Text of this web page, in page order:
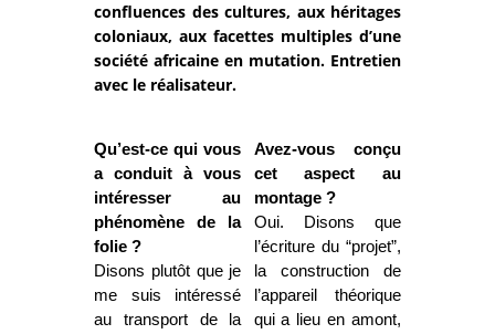
confluences des cultures, aux héritages
coloniaux, aux facettes multiples d’une
société africaine en mutation. Entretien
avec le réalisateur.
Qu’est-ce qui vous
a conduit à vous
intéresser au
phénomène de la
folie ?
Disons plutôt que je
me suis intéressé
au transport de la
Avez-vous conçu
cet aspect au
montage ?
Oui. Disons que
l’écriture du “projet”,
la construction de
l’appareil théorique
qui a lieu en amont,